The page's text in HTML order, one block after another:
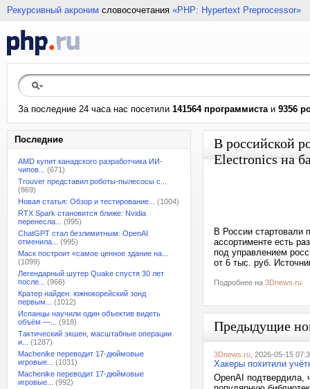
Рекурсивный акроним словосочетания «PHP: Hypertext Preprocessor»
За последние 24 часа нас посетили 141564 программистаи 9356
Последние
AMD купит канадского разработчика ИИ-
чипов...
(671)
Trouver представил роботы-пылесосы с...
(869)
Новая статья: Обзор и тестирование...
(1004)
RTX Spark становится ближе: Nvidia
перенесла...
(995)
ChatGPT стал безлимитным: OpenAI
отменила...
(995)
Маск построит «самое ценное здание на...
(1099)
Легендарный шутер Quake спустя 30 лет
после...
(966)
Кратер найден: южнокорейский зонд
первым...
(1012)
Испанцы научили один объектив видеть
объём —...
(918)
Тактический экшен, масштабные операции
и...
(1287)
Machenike переводит 17-дюймовые
игровые...
(1031)
Machenike переводит 17-дюймовые
игровые...
(992)
В российской
Electronics на
В России стартовали
ассортименте есть
под управлением
от 6 тыс. руб.
Подробнее на 3Dnews.ru
Предыдущие
3Dnews.ru , 2026-05-15
Хакеры похитили
OpenAI подтвердила,